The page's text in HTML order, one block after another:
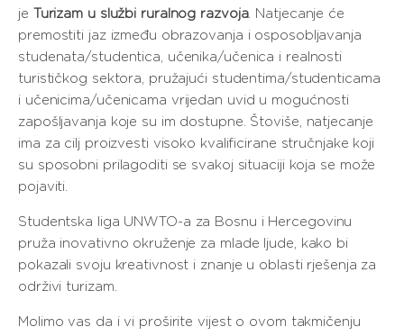
je
Turizam u službi ruralnog razvoja. Natjecanje će
premostiti jaz između obrazovanja i osposobljavanja
studenata/studentica, učenika/učenica i realnosti
turističkog sektora, pružajući studentima/studenticama
i učenicima/učenicama vrijedan uvid u mogućnosti
zapošljavanja koje su im dostupne. Štoviše, natjecanje
ima za cilj proizvesti visoko kvalificirane stručnjake koji
su sposobni prilagoditi se svakoj situaciji koja se može
pojaviti.
Studentska liga UNWTO-a za Bosnu i Hercegovinu
pruža inovativno okruženje za mlade ljude, kako bi
pokazali svoju kreativnost i znanje u oblasti rješenja za
održivi turizam.
Molimo vas da i vi proširite vijest o ovom takmičenju